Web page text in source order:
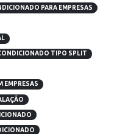
PARA EMPRESAS
TIPO SPLIT
EMPRESAS